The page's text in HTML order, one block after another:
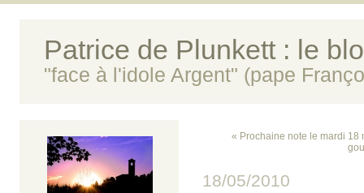
Patrice de Plunkett : le
"face à l'idole Argent" (pape
« Prochaine note le mardi 18
18/05/2010